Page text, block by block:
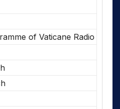
of Vaticane Radio